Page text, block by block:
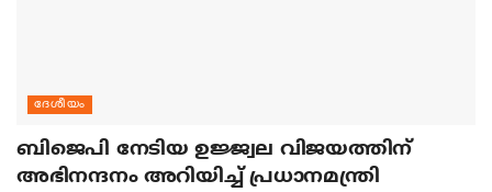
ദേശീയം
ബിജെപി നേടിയ ഉജ്ജ്വല വിജയത്തിന്
അഭിനന്ദനം അറിയിച്ച് പ്രധാനമന്ത്രി